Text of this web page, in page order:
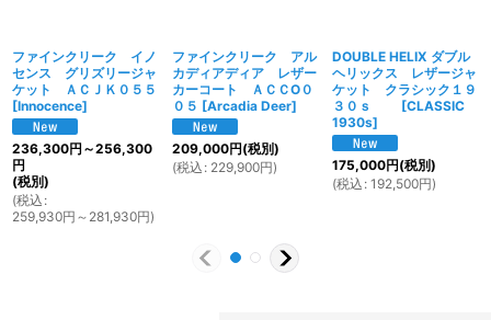
ファインクリーク イノ
センス グリズリージャ
ケット ＡＣＪＫ０５５
[Innocence]
236,300円 ～256,300
円
(税別)
(税込 :
259,930円 ～281,930円)
ファインクリーク アル
カディアディア レザー
カーコート ＡＣＣO０
０５ [Arcadia Deer]
209,000円(税別)
(税込 : 229,900円)
DOUBLE HELIX ダブル
ヘリックス レザージャ
ケット クラシック１９
３０ｓ
[CLASSIC
1930s]
175,000円(税別)
(税込 : 192,500円)